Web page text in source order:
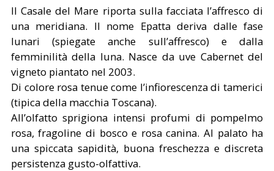
Il Casale del Mare riporta sulla facciata l’affresco di
una meridiana. Il nome Epatta deriva dalle fase
lunari (spiegate anche sull’affresco) e dalla
femminilità della luna. Nasce da uve Cabernet del
vigneto piantato nel 2003.
Di colore rosa tenue come l’infiorescenza di tamerici
(tipica della macchia Toscana).
All’olfatto sprigiona intensi profumi di pompelmo
rosa, fragoline di bosco e rosa canina. Al palato ha
una spiccata sapidità, buona freschezza e discreta
persistenza gusto-olfattiva.